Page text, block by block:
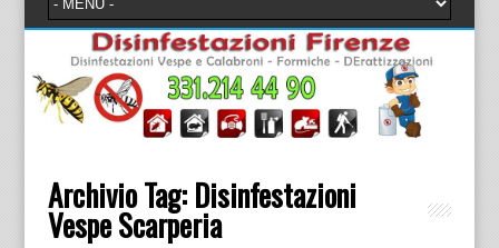
Archivio Tag: Disinfestazioni
Vespe Scarperia